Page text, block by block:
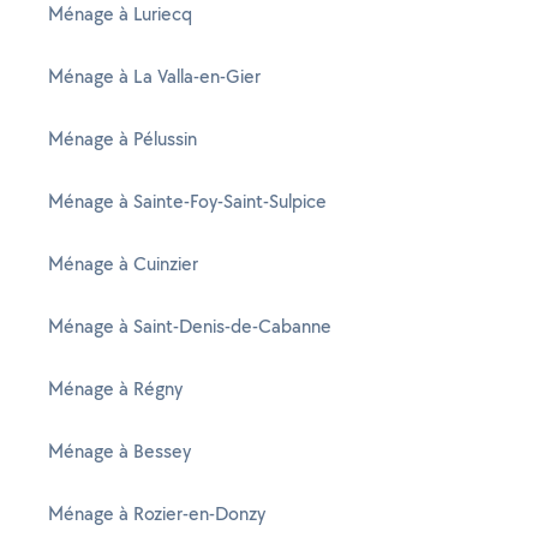
Ménage à Luriecq
Ménage à La Valla-en-Gier
Ménage à Pélussin
Ménage à Sainte-Foy-Saint-Sulpice
Ménage à Cuinzier
Ménage à Saint-Denis-de-Cabanne
Ménage à Régny
Ménage à Bessey
Ménage à Rozier-en-Donzy